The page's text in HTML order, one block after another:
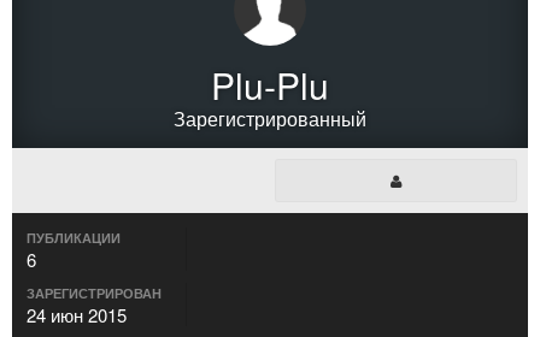
Plu-Plu
Зарегистрированный
ПУБЛИКАЦИИ
6
ЗАРЕГИСТРИРОВАН
24 июн 2015